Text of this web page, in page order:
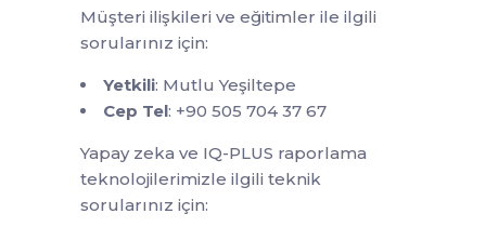
Müşteri ilişkileri ve eğitimler ile ilgili
sorularınız için:
Yetkili: Mutlu Yeşiltepe
Cep Tel: +90 505 704 37 67
Yapay zeka ve IQ-PLUS raporlama
teknolojilerimizle ilgili teknik
sorularınız için: